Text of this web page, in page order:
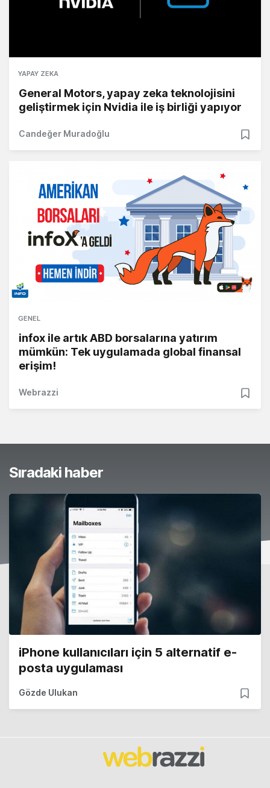
YAPAY ZEKA
General Motors, yapay zeka teknolojisini
geliştirmek için Nvidia ile iş birliği yapıyor
Candeğer Muradoğlu
GENEL
infox ile artık ABD borsalarına yatırım
mümkün: Tek uygulamada global finansal
erişim!
Webrazzi
Sıradaki haber
iPhone kullanıcıları için 5 alternatif e-
posta uygulaması
Gözde Ulukan